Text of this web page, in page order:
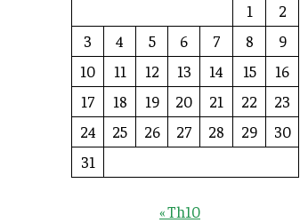
1
2
3
4 5 6 7 8
9
10
11 12 13 14 15
16
17
18 19 20 21 22
23
24
25 26 27 28 29
30
31
« Th10